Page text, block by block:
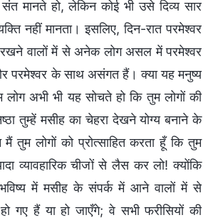
मानते हो, लेकिन कोई भी उसे दिव्य सार
नहीं मानता। इसलिए, दिन-रात परमेश्वर
वालों में से अनेक लोग असल में परमेश्वर
परमेश्वर के साथ असंगत हैं। क्या यह मनुष्य
लोग अभी भी यह सोचते हो कि तुम लोगों की
तुम्हें मसीह का चेहरा देखने योग्य बनाने के
मैं तुम लोगों को प्रोत्साहित करता हूँ कि तुम
व्यावहारिक चीजों से लैस कर लो! क्योंकि
में मसीह के संपर्क में आने वालों में से
हैं या हो जाएँगे; वे सभी फरीसियों की